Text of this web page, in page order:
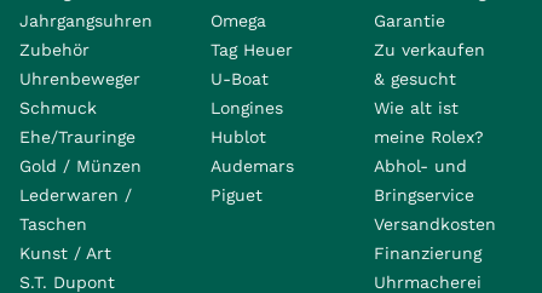
Jahrgangsuhren
Zubehör
Uhrenbeweger
Schmuck
Ehe/Trauringe
Gold / Münzen
Lederwaren /
Taschen
Kunst / Art
S.T. Dupont
Omega
Tag Heuer
U-Boat
Longines
Hublot
Audemars
Piguet
Garantie
Zu verkaufen
& gesucht
Wie alt ist
meine Rolex?
Abhol- und
Bringservice
Versandkosten
Finanzierung
Uhrmacherei